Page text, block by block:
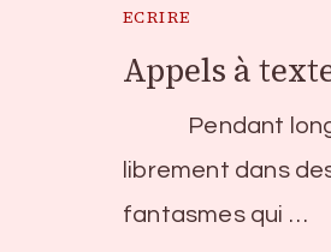
ECRIRE
Appels à
Pendant
librement dans
fantasmes qui …